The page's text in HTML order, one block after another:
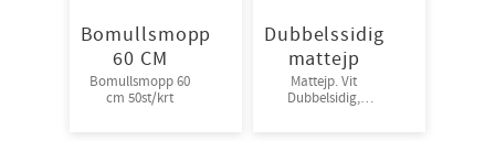
Bomullsmopp
60 CM
Bomullsmopp 60
cm 50st/krt
Dubbelssidig
mattejp
Mattejp. Vit
Dubbelsidig,